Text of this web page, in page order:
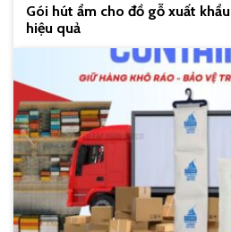
Gói hút ẩm cho đồ gỗ xuất
hiệu quả